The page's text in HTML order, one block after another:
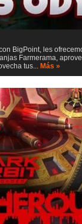
BigPoint, les
Farmerama,
tus... Más »